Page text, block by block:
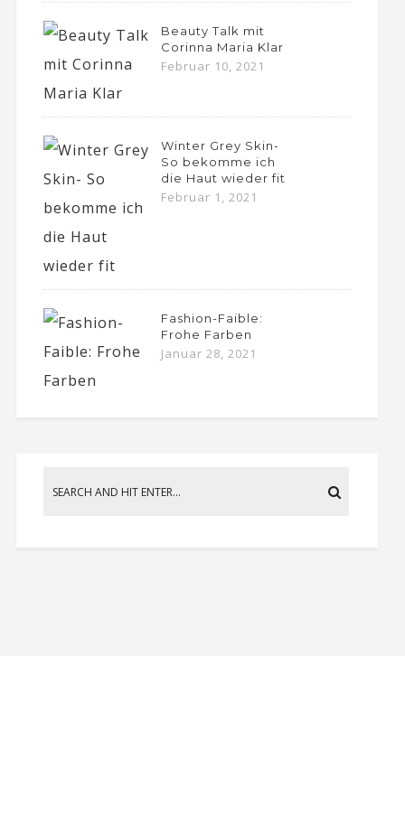
Beauty Talk mit
Corinna Maria Klar
Februar 10, 2021
Winter Grey Skin-
So bekomme ich
die Haut wieder fit
Februar 1, 2021
Fashion-Faible:
Frohe Farben
Januar 28, 2021